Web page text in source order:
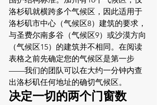
洛杉矶就横跨多个气候区，因此适用于
洛杉矶市中心（气候区8）建筑的要求，
与圣费尔南多谷（气候区9）或沙漠方向
（气候区15）的建筑并不相同。在阅读
表格之前先确定您的气候区是第一步
——我们的团队可以在大约一分钟内查
出洛杉矶任何地址的确切气候区。
决定一切的两个门窗数